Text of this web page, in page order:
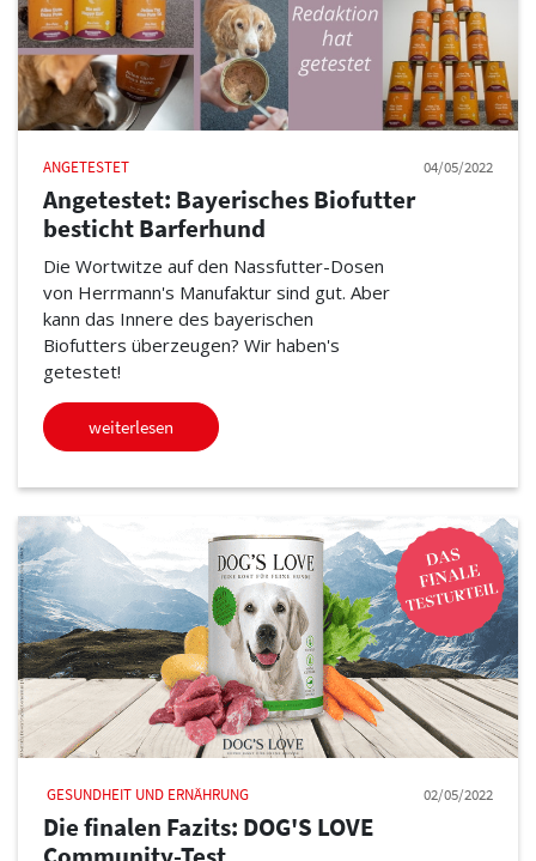
ANGETESTET 04/05/2022
Angetestet: Bayerisches Biofutter
besticht Barferhund
Die Wortwitze auf den Nassfutter-Dosen
von Herrmann's Manufaktur sind gut. Aber
kann das Innere des bayerischen
Biofutters überzeugen? Wir haben's
getestet!
weiterlesen
GESUNDHEIT UND ERNÄHRUNG 02/05/2022
Die finalen Fazits: DOG'S LOVE